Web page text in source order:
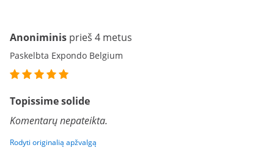
Anoniminis prieš 4 metus
Paskelbta Expondo Belgium
Topissime solide
Komentarų nepateikta.
Rodyti originalią apžvalgą